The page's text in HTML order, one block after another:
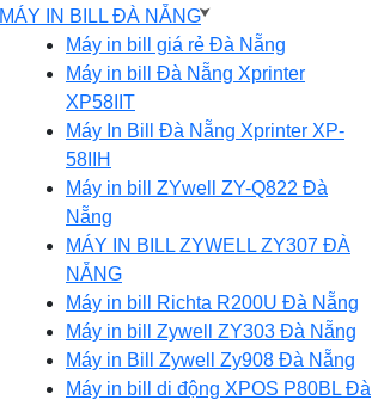
MÁY IN BILL ĐÀ NẴNG
Máy in bill giá rẻ Đà Nẵng
Máy in bill Đà Nẵng Xprinter
XP58IIT
Máy In Bill Đà Nẵng Xprinter XP-
58IIH
Máy in bill ZYwell ZY-Q822 Đà
Nẵng
MÁY IN BILL ZYWELL ZY307 ĐÀ
NẴNG
Máy in bill Richta R200U Đà Nẵng
Máy in bill Zywell ZY303 Đà Nẵng
Máy in Bill Zywell Zy908 Đà Nẵng
Máy in bill di động XPOS P80BL Đà